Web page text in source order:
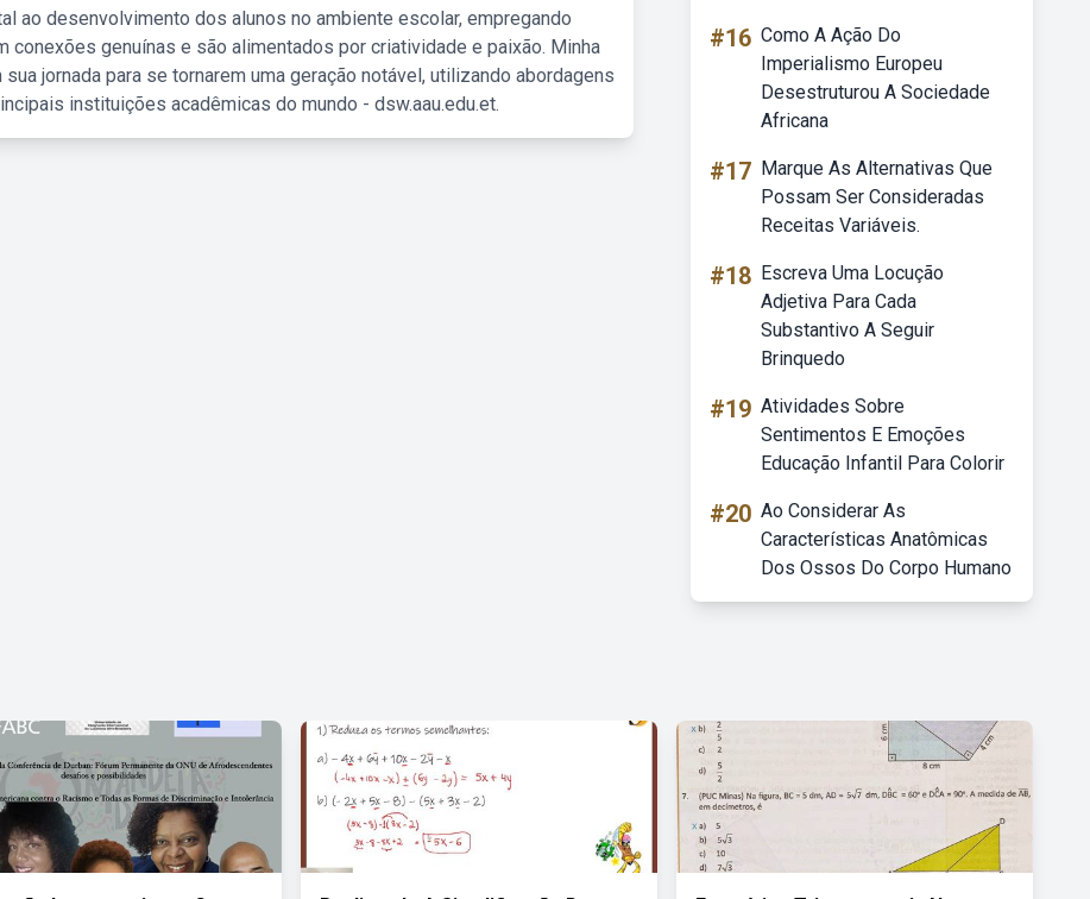
ao desenvolvimento dos alunos no ambiente escolar, empregando
genuínas e são alimentados por criatividade e paixão. Minha
jornada para se tornarem uma geração notável, utilizando abordagens
instituições acadêmicas do mundo - dsw.aau.edu.et.
#16 Como A Ação Do
Imperialismo Europeu
Desestruturou A Sociedade
Africana
#17 Marque As Alternativas Que
Possam Ser Consideradas
Receitas Variáveis.
#18 Escreva Uma Locução
Adjetiva Para Cada
Substantivo A Seguir
Brinquedo
#19 Atividades Sobre
Sentimentos E Emoções
Educação Infantil Para Colorir
#20 Ao Considerar As
Características Anatômicas
Dos Ossos Do Corpo Humano